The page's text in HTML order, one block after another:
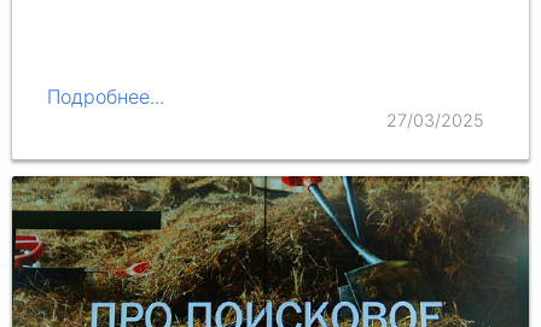
Подробнее...
27/03/2025